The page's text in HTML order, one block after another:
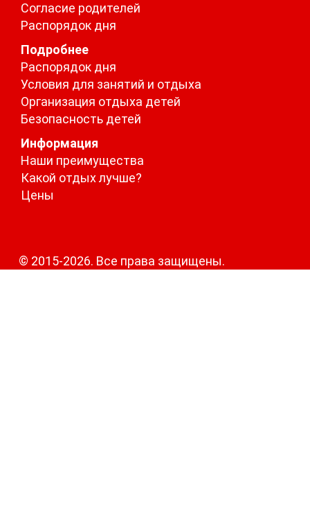
Согласие родителей
Распорядок дня
Подробнее
Распорядок дня
Условия для занятий и отдыха
Организация отдыха детей
Безопасность детей
Информация
Наши преимущества
Какой отдых лучше?
Цены
© 2015-2026. Все права защищены.